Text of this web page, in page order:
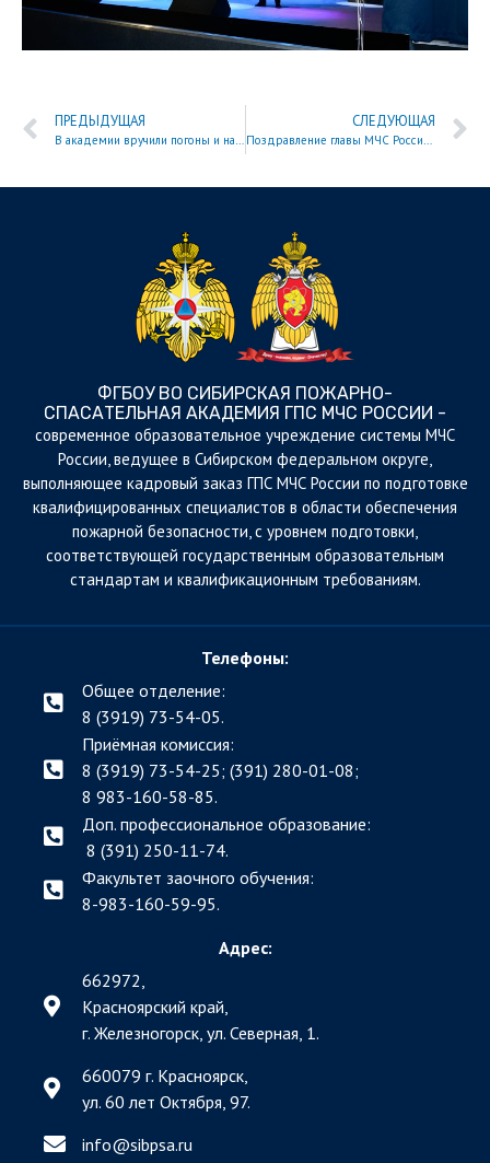
ПРЕДЫДУЩАЯ
В академии вручили погоны и наградили сотрудников и обучающихся
СЛЕДУЮЩАЯ
Поздравление главы МЧС России Александра Куренкова с 8 марта
ФГБОУ ВО СИБИРСКАЯ ПОЖАРНО-
СПАСАТЕЛЬНАЯ АКАДЕМИЯ ГПС МЧС РОССИИ -
cовременное образовательное учреждение системы МЧС
России, ведущее в Сибирском федеральном округе,
выполняющее кадровый заказ ГПС МЧС России по подготовке
квалифицированных специалистов в области обеспечения
пожарной безопасности, с уровнем подготовки,
соответствующей государственным образовательным
стандартам и квалификационным требованиям.
Телефоны:
Общее отделение:
8 (3919) 73-54-05.
Приёмная комиссия:
8 (3919) 73-54-25; (391) 280-01-08;
8 983-160-58-85.
Доп. профессиональное образование:
8 (391) 250-11-74.
Факультет заочного обучения:
8-983-160-59-95.
Адрес:
662972,
Красноярский край,
г. Железногорск, ул. Северная, 1.
660079 г. Красноярск,
ул. 60 лет Октября, 97.
info@sibpsa.ru